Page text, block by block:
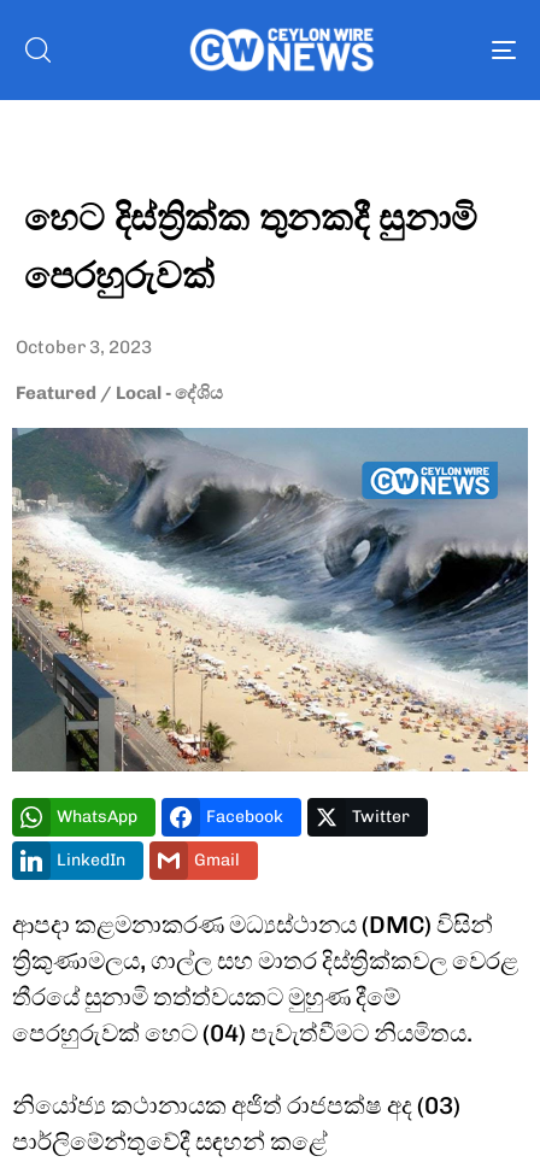
Type and hit enter
හෙට දිස්ත්‍රික්ක තුනකදී සුනාමි
පෙරහුරුවක්
October 3, 2023
Featured / Local - දේශිය
WhatsApp Facebook Twitter
LinkedIn Gmail
ආපදා කළමනාකරණ මධ්‍යස්ථානය (DMC) විසින්
ත්‍රිකුණාමලය, ගාල්ල සහ මාතර දිස්ත්‍රික්කවල වෙරළ
තීරයේ සුනාමි තත්ත්වයකට මුහුණ දීමේ
පෙරහුරුවක් හෙට (04) පැවැත්වීමට නියමිතය.
නියෝජ්‍ය කථානායක අජිත් රාජපක්ෂ අද (03)
පාර්ලිමේන්තුවේදී සඳහන් කළේ